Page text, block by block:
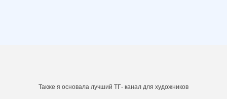
Также я основала лучший ТГ- канал для художников